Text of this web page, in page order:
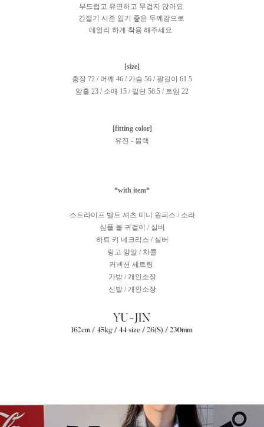
부드럽고 유연하고 무겁지 않아요
간절기 시즌 입기 좋은 두께감으로
데일리 하게 착용 해주세요
[size]
총장 72 / 어깨 46 / 가슴 56 / 팔길이 61.5
암홀 23 / 소매 15 / 밑단 58.5 / 트임 22
[fitting color]
유진 - 블랙
*with item*
스트라이프 벨트 셔츠 미니 원피스 / 소라
심플 볼 귀걸이 / 실버
하트 키 네크리스 / 실버
링고 양말 / 차콜
커넥션 세트링
가방 / 개인소장
신발 / 개인소장